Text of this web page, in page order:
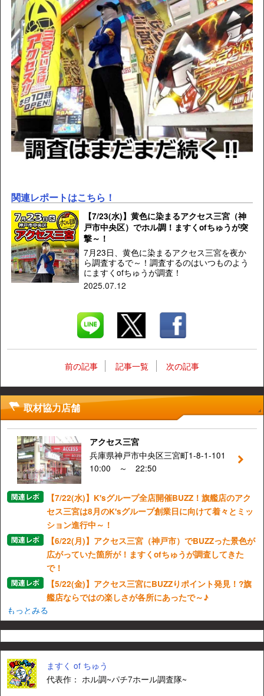
関連レポートはこちら！
【7/23(水)】黄色に染まるアクセス三宮（神
戸市中央区）でホル調！ますくofちゅうが突
撃～！
7月23日、黄色に染まるアクセス三宮を夜か
ら調査するで～！調査するのはいつものよう
にますくofちゅうが調査！
2025.07.12
前の記事 記事一覧 次の記事
取材協力店舗
アクセス三宮
兵庫県神戸市中央区三宮町1-8-1-101
10:00 ～ 22:50
【7/22(水)】K'sグループ全店開催BUZZ！旗艦店のアク
セス三宮は8月のK'sグループ創業日に向けて着々とミッ
ション進行中～！
【6/22(月)】アクセス三宮（神戸市）でBUZZった景色が
広がっていた箇所が！ますくofちゅうが調査してきた
で！
【5/22(金)】アクセス三宮にBUZZりポイント発見！?旗
艦店ならではの楽しさが各所にあったで～♪
もっとみる
ますく of ちゅう
代表作： ホル調~パチ7ホール調査隊~